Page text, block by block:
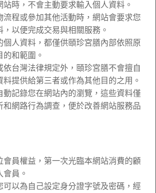
站時，不會主動要求輸入個人資料。
流程或參加其他活動時，網站會要求您
，以便完成交易與相關服務。
個人資料，都僅供頤珍宮膳內部依照原
和範圍。
依台灣法律規定外，頤珍宮膳不會擅自
料提供給第三者或作為其他目的之用。
動記錄您在網站內的瀏覽，這些資料僅
和網路行為調查，便於改善網站服務品
會員權益，第一次光臨本網站消費的顧
會員。
可以為自己設定身分證字號及密碼，經